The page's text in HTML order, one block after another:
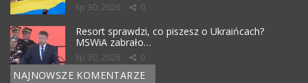
lip 30, 2026 0
Resort sprawdzi, co piszesz o Ukraińcach?
MSWiA zabrało…
lip 30, 2026 0
NAJNOWSZE KOMENTARZE